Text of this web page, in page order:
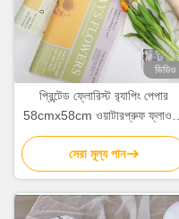
ভিডিও
প্রিন্টেড ফ্লোরিস্ট র‌্যাপিং পেপার
58cmx58cm ওয়াটারপ্রুফ ফ্লাওয়ার
র‌্যাপিং পেপার 80gsm
সেরা মূল্য পান